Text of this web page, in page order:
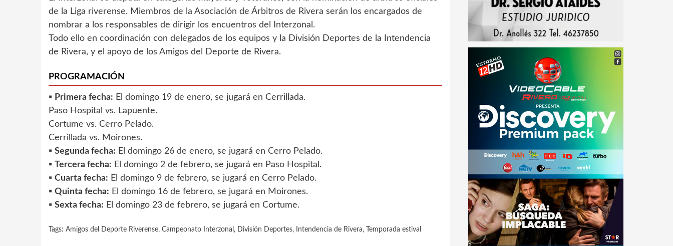
de la Liga riverense. Miembros de la Asociación de Árbitros de Rivera serán los encargados de
nombrar a los responsables de dirigir los encuentros del Interzonal.
Todo ello en coordinación con delegados de los equipos y la División Deportes de la Intendencia
de Rivera, y el apoyo de los Amigos del Deporte de Rivera.
PROGRAMACIÓN
▪️ Primera fecha: El domingo 19 de enero, se jugará en Cerrillada.
Paso Hospital vs. Lapuente.
Cortume vs. Cerro Pelado.
Cerrillada vs. Moirones.
▪️ Segunda fecha: El domingo 26 de enero, se jugará en Cerro Pelado.
▪️ Tercera fecha: El domingo 2 de febrero, se jugará en Paso Hospital.
▪️ Cuarta fecha: El domingo 9 de febrero, se jugará en Cerro Pelado.
▪️ Quinta fecha: El domingo 16 de febrero, se jugará en Moirones.
▪️ Sexta fecha: El domingo 23 de febrero, se jugará en Cortume.
Tags: Amigos del Deporte Riverense, Campeonato Interzonal , División Deportes, Intendencia de Rivera, Temporada estival